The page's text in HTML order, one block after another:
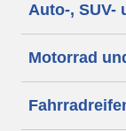
Auto-, SUV-
Motorrad